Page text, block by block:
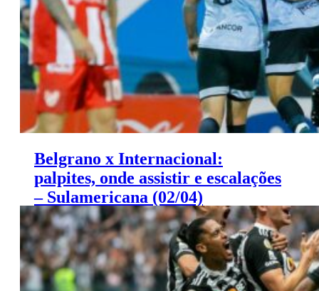
Belgrano x Internacional:
palpites, onde assistir e escalações
– Sulamericana (02/04)
Belgrano x Internacional: palpites Sulamericana (02/04)